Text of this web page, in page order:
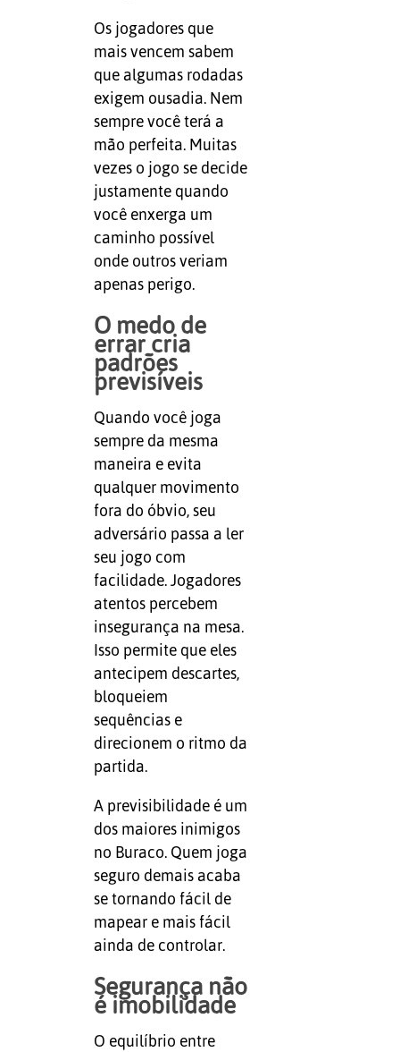
Os jogadores que
mais vencem sabem
que algumas rodadas
exigem ousadia. Nem
sempre você terá a
mão perfeita. Muitas
vezes o jogo se decide
justamente quando
você enxerga um
caminho possível
onde outros veriam
apenas perigo.
O medo de
errar cria
padrões
previsíveis
Quando você joga
sempre da mesma
maneira e evita
qualquer movimento
fora do óbvio, seu
adversário passa a ler
seu jogo com
facilidade. Jogadores
atentos percebem
insegurança na mesa.
Isso permite que eles
antecipem descartes,
bloqueiem
sequências e
direcionem o ritmo da
partida.
A previsibilidade é um
dos maiores inimigos
no Buraco. Quem joga
seguro demais acaba
se tornando fácil de
mapear e mais fácil
ainda de controlar.
Segurança não
é imobilidade
O equilíbrio entre